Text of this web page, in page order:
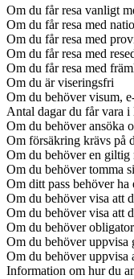
Om du får resa vanligt
Om du får resa med
Om du får resa med
Om du får resa med
Om du får resa med
Om du är viseringsfri
Om du behöver visum,
Antal dagar du får vara i
Om du behöver ansöka
Om försäkring krävs på
Om du behöver en
Om du behöver tomma
Om ditt pass behöver
Om du behöver visa att
Om du behöver visa att
Om du behöver
Om du behöver uppvisa
Om du behöver uppvisa
Information om hur du